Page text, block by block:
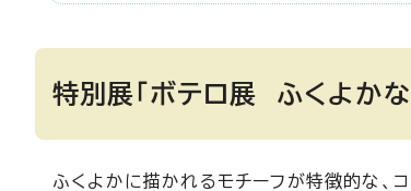
特別展「ボテロ展 ふくよかな
ふくよかに描かれるモチーフが特徴的な、